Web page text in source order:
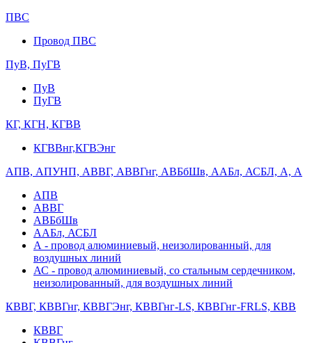
ПВС
Провод ПВС
ПуВ, ПуГВ
ПуВ
ПуГВ
КГ, КГН, КГВВ
КГВВнг,КГВЭнг
АПВ, АПУНП, АВВГ, АВВГнг, АВБбШв, ААБл, АСБЛ, А, А
АПВ
АВВГ
АВБбШв
ААБл, АСБЛ
А - провод алюминиевый, неизолированный, для
воздушных линий
АС - провод алюминиевый, со стальным сердечником,
неизолированный, для воздушных линий
КВВГ, КВВГнг, КВВГЭнг, КВВГнг-LS, КВВГнг-FRLS, КВВ
КВВГ